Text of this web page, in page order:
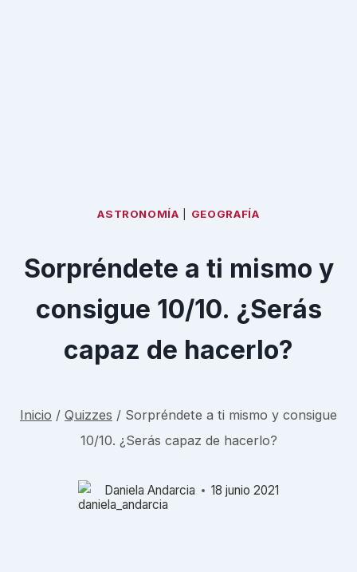
ASTRONOMÍA GEOGRAFÍA
Sorpréndete a ti mismo y
consigue 10/10. ¿Serás
capaz de hacerlo?
Inicio / Quizzes / Sorpréndete a ti mismo y consigue
10/10. ¿Serás capaz de hacerlo?
Daniela Andarcia 18 junio 2021